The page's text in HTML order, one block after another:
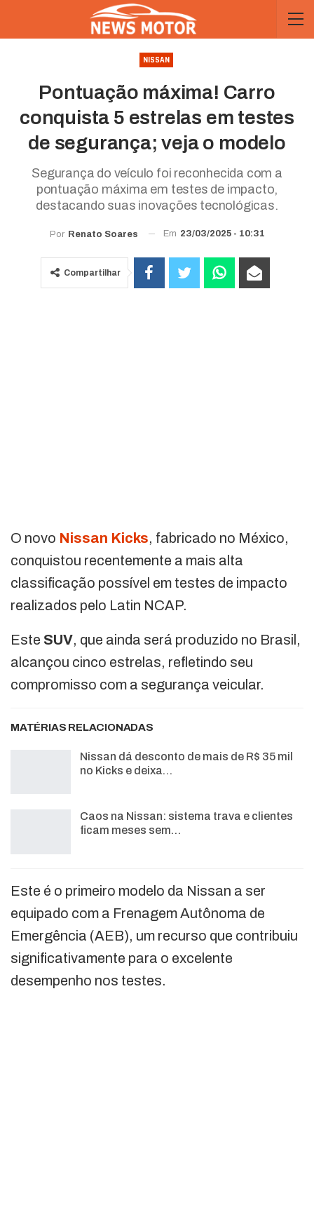
NISSAN
Pontuação máxima! Carro
conquista 5 estrelas em testes
de segurança; veja o modelo
Segurança do veículo foi reconhecida com a
pontuação máxima em testes de impacto,
destacando suas inovações tecnológicas.
Por Renato Soares Em 23/03/2025 - 10:31
Compartilhar
O novo Nissan Kicks, fabricado no México,
conquistou recentemente a mais alta
classificação possível em testes de impacto
realizados pelo Latin NCAP.
Este SUV, que ainda será produzido no Brasil,
alcançou cinco estrelas, refletindo seu
compromisso com a segurança veicular.
MATÉRIAS RELACIONADAS
Nissan dá desconto de mais de R$ 35 mil
no Kicks e deixa…
Caos na Nissan: sistema trava e clientes
ficam meses sem…
Este é o primeiro modelo da Nissan a ser
equipado com a Frenagem Autônoma de
Emergência (AEB), um recurso que contribuiu
significativamente para o excelente
desempenho nos testes.